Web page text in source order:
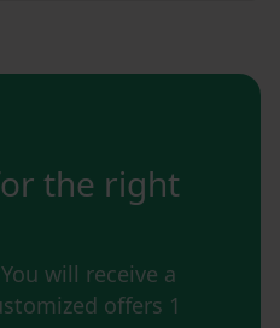
the right
will receive a
offers 1